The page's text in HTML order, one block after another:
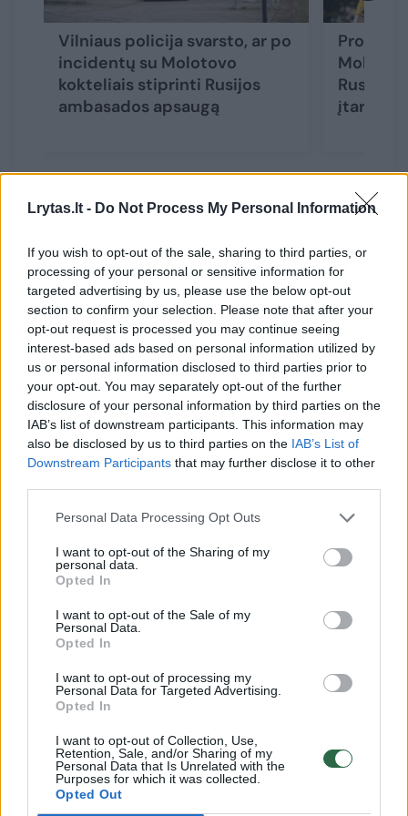
Lrytas.lt - Do Not Process My Personal Information
If you wish to opt-out of the sale, sharing to third parties, or
processing of your personal or sensitive information for
targeted advertising by us, please use the below opt-out
section to confirm your selection. Please note that after your
opt-out request is processed you may continue seeing
interest-based ads based on personal information utilized by
us or personal information disclosed to third parties prior to
your opt-out. You may separately opt-out of the further
disclosure of your personal information by third parties on the
IAB’s list of downstream participants. This information may
also be disclosed by us to third parties on the IAB’s List of
Downstream Participants that may further disclose it to other
Personal Data Processing Opt Outs
I want to opt-out of the Sharing of my
personal data.
Opted In
I want to opt-out of the Sale of my
Personal Data.
Opted In
I want to opt-out of processing my
Personal Data for Targeted Advertising.
Opted In
I want to opt-out of Collection, Use,
Retention, Sale, and/or Sharing of my
Personal Data that Is Unrelated with the
Purposes for which it was collected.
Opted Out
Vilniaus policija svarsto, ar po
incidentų su Molotovo
kokteliais stiprinti Rusijos
ambasados apsaugą
Rusijos
įtariamą
„Galutinis įtarimas jam dar nepareikštas, bus
sprendžiama, kokiu sprendimu baigti šį
ikiteisminį tyrimą“, – kalbėjo prokuroras.
Įtariamajam gresia bauda arba laisvės
apribojimas, arba areštas, arba laisvės
atėmimas iki penkerių metų.
ELTA primena, kad Rusijos ambasada
kelis kartus balandžio pradžioje. Kaip skelbė
žmogus į Rusijos ambasados pastatą metė
butelį su degiu skysčiu ir apgadino pastato
sieną. Toks pats incidentas pasikartojo ir dar
vieną naktį.
Rusijos ambasada
Komentuoti po šiuo straipsniu